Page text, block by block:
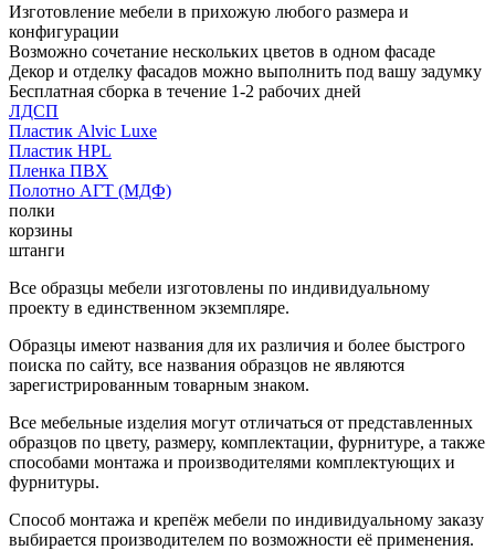
Изготовление мебели в прихожую любого размера и
конфигурации
Возможно сочетание нескольких цветов в одном фасаде
Декор и отделку фасадов можно выполнить под вашу задумку
Бесплатная сборка в течение 1-2 рабочих дней
ЛДСП
Пластик Alvic Luxe
Пластик HPL
Пленка ПВХ
Полотно АГТ (МДФ)
полки
корзины
штанги
Все образцы мебели изготовлены по индивидуальному
проекту в единственном экземпляре.
Образцы имеют названия для их различия и более быстрого
поиска по сайту, все названия образцов не являются
зарегистрированным товарным знаком.
Все мебельные изделия могут отличаться от представленных
образцов по цвету, размеру, комплектации, фурнитуре, а также
способами монтажа и производителями комплектующих и
фурнитуры.
Способ монтажа и крепёж мебели по индивидуальному заказу
выбирается производителем по возможности её применения.